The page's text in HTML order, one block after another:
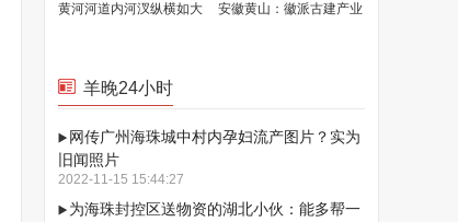
黄河河道内河汊纵横如大 安徽黄山：徽派古建产业
羊晚24小时
网传广州海珠城中村内孕妇流产图片？实为
旧闻照片
2022-11-15 15:44:27
为海珠封控区送物资的湖北小伙：能多帮一